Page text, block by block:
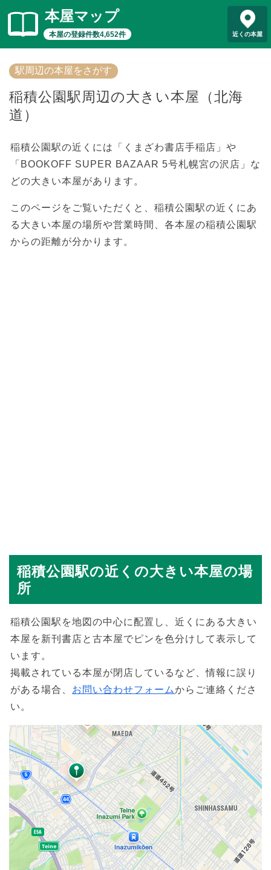
本屋マップ
本屋の登録件数4,652件 近くの本屋
駅周辺の本屋をさがす
稲積公園駅周辺の大きい本屋（北海
道）
稲積公園駅の近くには「くまざわ書店手稲店」や
「BOOKOFF SUPER BAZAAR 5号札幌宮の沢店」な
どの大きい本屋があります。
このページをご覧いただくと、稲積公園駅の近くにあ
る大きい本屋の場所や営業時間、各本屋の稲積公園駅
からの距離が分かります。
稲積公園駅の近くの大きい本屋の場
所
稲積公園駅を地図の中心に配置し、近くにある大きい
本屋を新刊書店と古本屋でピンを色分けして表示して
います。
掲載されている本屋が閉店しているなど、情報に誤り
がある場合、 お問い合わせフォームからご連絡くださ
い。